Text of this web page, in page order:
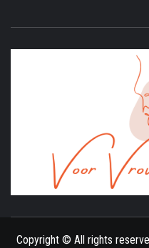
Copyright © All rights